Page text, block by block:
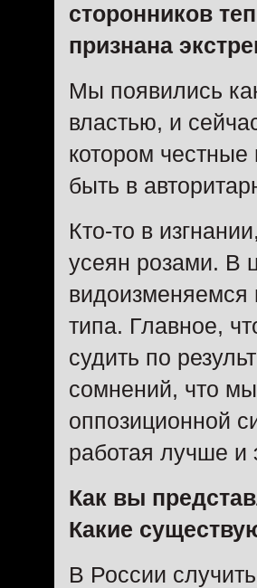
сторонников
признана
Мы появились
властью, и
котором
быть в
Кто-то в
усеян розами. В
видоизменяемся
типа. Главное,
судить по
сомнений, что
оппозиционной
работая лучше и
Как вы
Какие
В России